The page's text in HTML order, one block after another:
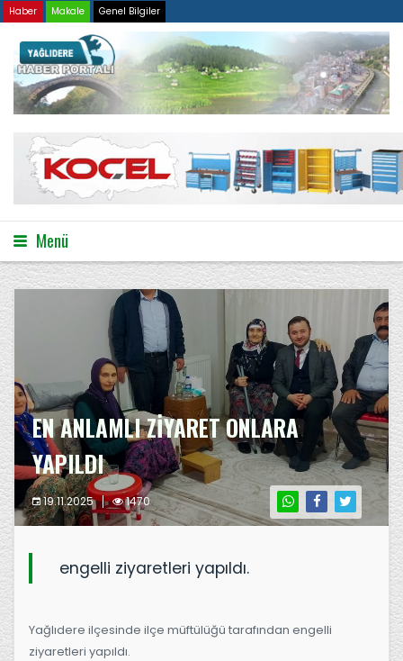
Haber Makale Genel Bilgiler
Menü
EN ANLAMLI ZİYARET ONLARA
YAPILDI
19.11.2025 1470
engelli ziyaretleri yapıldı.
Yağlıdere ilçesinde ilçe müftülüğü tarafından engelli
ziyaretleri yapıldı.